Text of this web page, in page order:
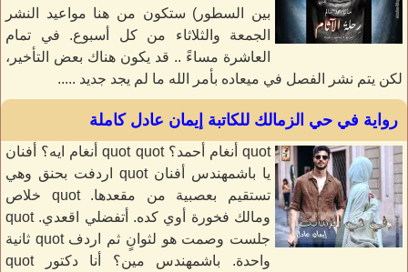
بين السطور) ستكون من هنا مواعيد النشر
الجمعة والثلاثاء من كل أسبوع. في تمام
العاشرة مساءً .. قد يكون هناك بعض التأخير،
لكن يتم نشر الفصل في ميعاده بأمر الله ما لم يجد جديد .....
رواية في حي الزمالك للكاتبة إيمان عادل كاملة
quot أنغام أحمد؟ quot quot أنغام ايه؟ أفنان
يا باشمهندس أفنان quot اردفت بحنق وهي
تستقيم بعصبية من مقعدها. quot خلاص
ومالك فخورة أوي كده. أتفضلي اقعدي. quot
جلست وصمت هو لثوانٍ ثم اردف quot ثانية
واحدة. باشمهندس مين؟ أنا دكتور quot